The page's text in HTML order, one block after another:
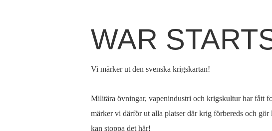
DuHem
›
WAR
Vi märker ut den svenska krigskartan!
Militära övningar, vapenindustri och krigskultur har fått
märker vi därför ut alla platser där krig förbereds och
kan stoppa det här!